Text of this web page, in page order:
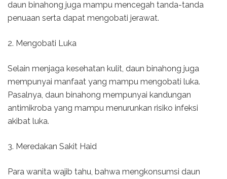
daun binahong juga mampu mencegah tanda-tanda
penuaan serta dapat mengobati jerawat.
2. Mengobati Luka
Selain menjaga kesehatan kulit, daun binahong juga
mempunyai manfaat yang mampu mengobati luka.
Pasalnya, daun binahong mempunyai kandungan
antimikroba yang mampu menurunkan risiko infeksi
akibat luka.
3. Meredakan Sakit Haid
Para wanita wajib tahu, bahwa mengkonsumsi daun